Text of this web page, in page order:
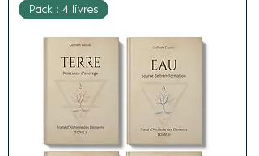
Pack : 4 livres